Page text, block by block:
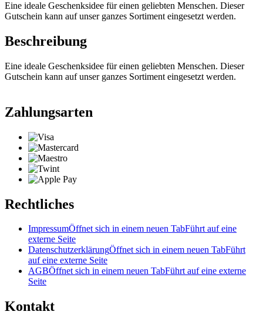
Eine ideale Geschenksidee für einen geliebten Menschen. Dieser
Gutschein kann auf unser ganzes Sortiment eingesetzt werden.
Beschreibung
Eine ideale Geschenksidee für einen geliebten Menschen. Dieser
Gutschein kann auf unser ganzes Sortiment eingesetzt werden.
Zahlungsarten
Rechtliches
ImpressumÖffnet sich in einem neuen TabFührt auf eine
externe Seite
DatenschutzerklärungÖffnet sich in einem neuen TabFührt
auf eine externe Seite
AGBÖffnet sich in einem neuen TabFührt auf eine externe
Seite
Kontakt